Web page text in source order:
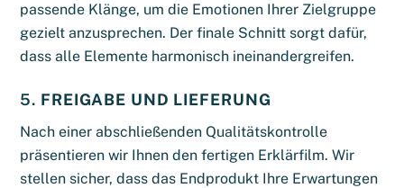
passende Klänge, um die Emotionen Ihrer Zielgruppe
gezielt anzusprechen. Der finale Schnitt sorgt dafür,
dass alle Elemente harmonisch ineinandergreifen.
5. FREIGABE UND LIEFERUNG
Nach einer abschließenden Qualitätskontrolle
präsentieren wir Ihnen den fertigen Erklärfilm. Wir
stellen sicher, dass das Endprodukt Ihre Erwartungen